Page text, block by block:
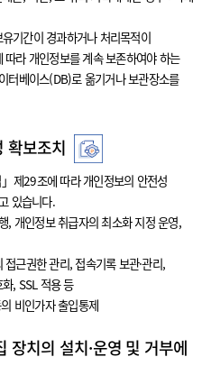
기간이 경과하거나 처리목적이
라 개인정보를 계속 보존하여야 하는
터베이스(DB)로 옮기거나 보관장소를
확보조치
제29조에 따라 개인정보의 안전성
있습니다.
, 개인정보 취급자의 최소화 지정 운영,
근권한 관리, 접속기록 보관·관리,
, SSL 적용 등
비인가자 출입통제
치의 설치·운영 및 거부에